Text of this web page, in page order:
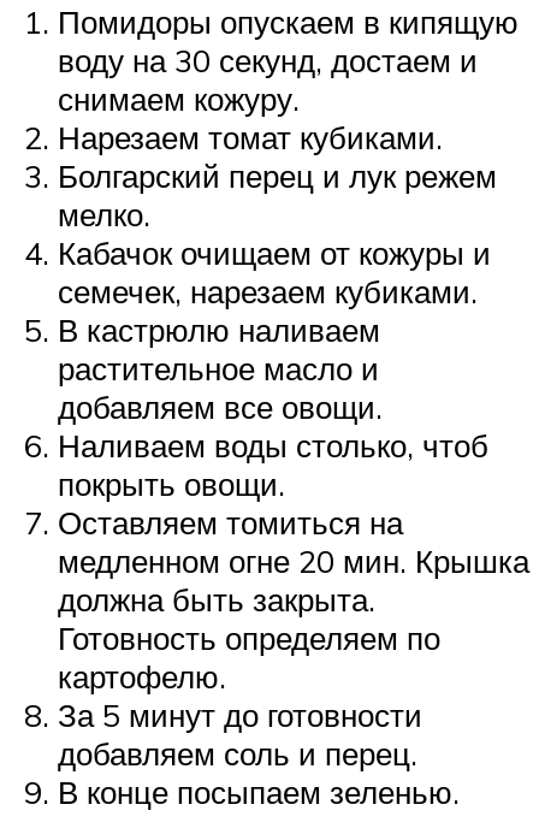
Помидоры опускаем в кипящую
воду на 30 секунд, достаем и
снимаем кожуру.
Нарезаем томат кубиками.
Болгарский перец и лук режем
мелко.
Кабачок очищаем от кожуры и
семечек, нарезаем кубиками.
В кастрюлю наливаем
растительное масло и
добавляем все овощи.
Наливаем воды столько, чтоб
покрыть овощи.
Оставляем томиться на
медленном огне 20 мин. Крышка
должна быть закрыта.
Готовность определяем по
картофелю.
За 5 минут до готовности
добавляем соль и перец.
В конце посыпаем зеленью.